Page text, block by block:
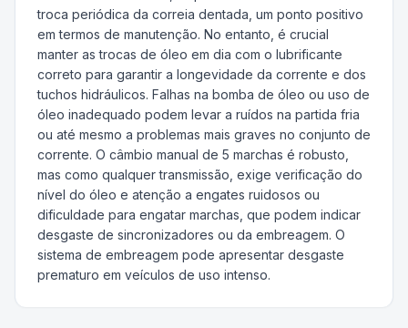
troca periódica da correia dentada, um ponto positivo
em termos de manutenção. No entanto, é crucial
manter as trocas de óleo em dia com o lubrificante
correto para garantir a longevidade da corrente e dos
tuchos hidráulicos. Falhas na bomba de óleo ou uso de
óleo inadequado podem levar a ruídos na partida fria
ou até mesmo a problemas mais graves no conjunto de
corrente. O câmbio manual de 5 marchas é robusto,
mas como qualquer transmissão, exige verificação do
nível do óleo e atenção a engates ruidosos ou
dificuldade para engatar marchas, que podem indicar
desgaste de sincronizadores ou da embreagem. O
sistema de embreagem pode apresentar desgaste
prematuro em veículos de uso intenso.